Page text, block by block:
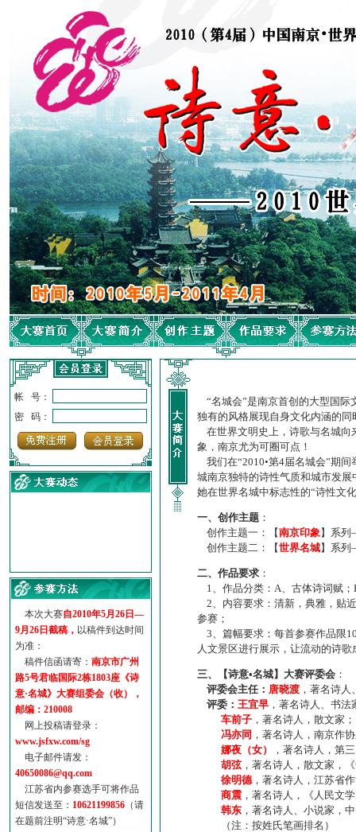
帐 号：
密 码：
·【诗意·名城】地铁展示作...
诗意名城·地铁时间
地铁完美呈现【诗意·名城...
参赛作品多达5000多首
“诗意·名城”晒诗会
特别通知--致广大诗词爱好...
本次大赛自2010年5月26日—
9月26日截稿， 以稿件到达时间
为准：
稿件信函请寄： 南京市广州
路5号君临国际2栋1803座《诗
意·名城》大赛组委会（收），
邮编：210008
网上投稿请登录：
www.jsfxw.com/sg
电子邮件请发：
40650086@qq.com
江苏省内参赛选手可将作品
短信发送至： 10621199856 （请
在题前注明“诗意·名城”）
“名城会”是南京首创的大型国际
独有的风格展现自身文化内涵的
在世界文明史上，诗歌与名城向
象，南京尤为可圈可点！
我们在“2010•第4届名城会”期
城南京独特的诗性气质和城市发
她在世界名城中标志性的“诗性文
一、创作主题 ：
创作主题一：【南京印象】系
创作主题二：【世界名城】系
二、作品要求 ：
1、作品分类：A、古体诗词赋；
2、内容要求：清新，典雅，贴
参赛；
3、篇幅要求：每首参赛作品限
人文景区进行展示，让流动的诗
三、【诗意•名城】大赛评委会 ：
评委会主任： 唐晓渡 ，著名诗
评委： 王宜早 ，著名诗人、书
车前子 ，著名诗人，散文家；
冯亦同 ，著名诗人，南京作
娜夜（女）
，著名诗人，第
胡弦，著名诗人，散文家，
徐明德，著名诗人，江苏省
商震 ，著名诗人，《人民文
韩东 ，著名诗人、小说家，
（注：按姓氏笔画排名）